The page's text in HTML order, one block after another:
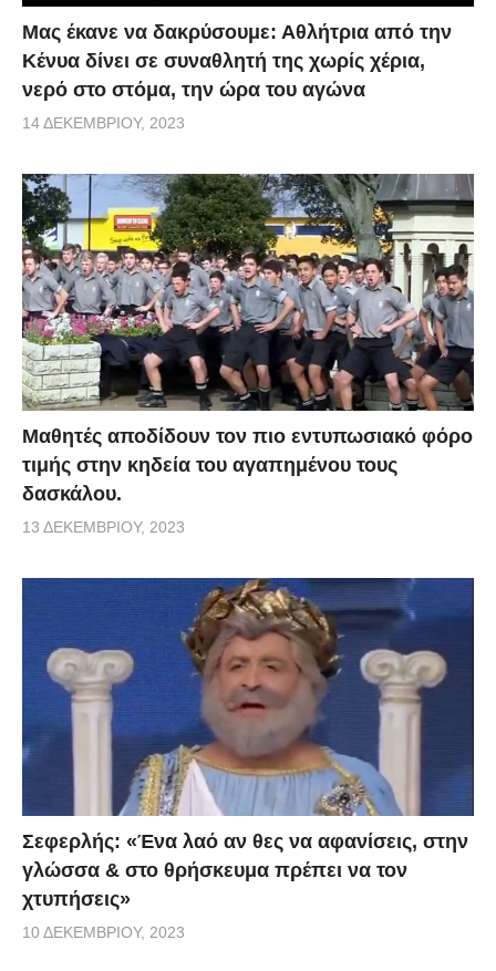
Μας έκανε να δακρύσουμε: Αθλήτρια από την
Κένυα δίνει σε συναθλητή της χωρίς χέρια,
νερό στο στόμα, την ώρα του αγώνα
14 ΔΕΚΕΜΒΡΊΟΥ, 2023
Μαθητές αποδίδουν τον πιο εντυπωσιακό φόρο
τιμής στην κηδεία του αγαπημένου τους
δασκάλου.
13 ΔΕΚΕΜΒΡΊΟΥ, 2023
Σεφερλής: «Ένα λαό αν θες να αφανίσεις, στην
γλώσσα & στο θρήσκευμα πρέπει να τον
χτυπήσεις»
10 ΔΕΚΕΜΒΡΊΟΥ, 2023